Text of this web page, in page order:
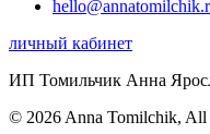
личный кабинет
ИП Томильчик Анна
© 2026 Anna Tomilchik, All